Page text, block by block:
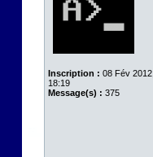
Inscription : 08 Fév 2012,
18:19
Message(s) : 375